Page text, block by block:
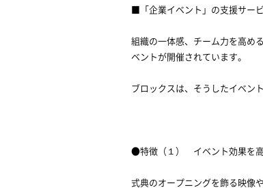
■「企業イベント」の支援サー
組織の一体感、チーム力を高め
ベントが開催されています。
ブロックスは、そうしたイベン
●特徴（１） イベント効果を
式典のオープニングを飾る映像